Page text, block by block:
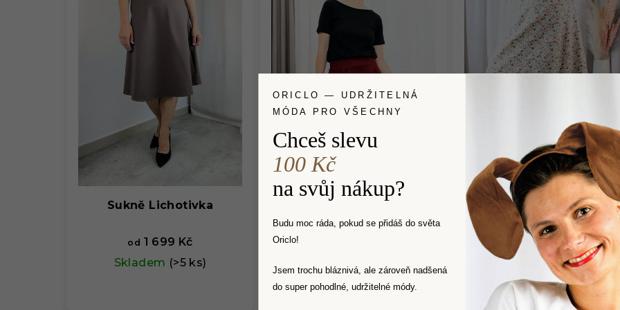
Sukně Lichotivka
od 1 699 Kč
Skladem (>5 ks)
Midi sukně Pohodovka
vzorovaná
1 399 Kč
Skladem(4 ks)
ORICLO — UDRŽITELNÁ
MÓDA PRO VŠECHNY
Chceš slevu
100 Kč
na svůj nákup?
Budu moc ráda, pokud se přidáš do světa
Oriclo!
Jsem trochu bláznivá, ale zároveň nadšená
do super pohodlné, udržitelné módy.